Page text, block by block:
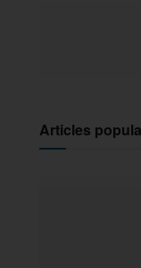
Articles